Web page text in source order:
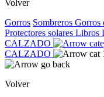
Volver
Gorros Sombreros Gorros
Protectores solares Libros
CALZADO
CALZADO
Volver